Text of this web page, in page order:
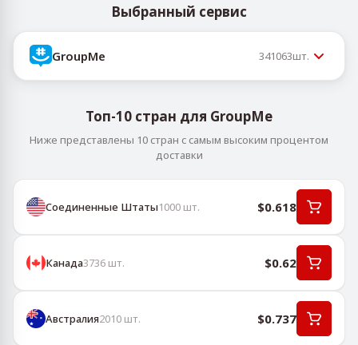
Выбранный сервис
GroupMe 341063шт.
Топ-10 стран для GroupMe
Ниже представлены 10 стран с самым высоким процентом
доставки
Соединенные Штаты1000 шт. $0.618
Канада3736 шт. $0.62
Австралия2010 шт. $0.737